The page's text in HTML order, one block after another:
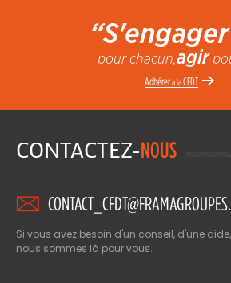
“S'engager
pour chacun,agir
Adhérerà laCFDT
CONTACTEZ-NOUS
Si vous avez besoin d'un conseil, d'une
nous sommes là pour vous.